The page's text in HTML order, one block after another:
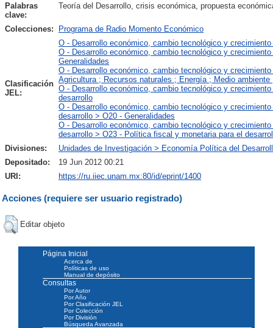
Palabras
clave:
Teoría del Desarrollo, crisis económica, propuesta
Colecciones: Programa de Radio Momento Económico
Clasificación
JEL:
O - Desarrollo económico, cambio tecnológico y
O - Desarrollo económico, cambio tecnológico y
Generalidades
O - Desarrollo económico, cambio tecnológico y
Agricultura ; Recursos naturales ; Energía ; Medio
O - Desarrollo económico, cambio tecnológico y
desarrollo
O - Desarrollo económico, cambio tecnológico y
desarrollo > O20 - Generalidades
O - Desarrollo económico, cambio tecnológico y
desarrollo > O23 - Política fiscal y monetaria para el
Divisiones:
Unidades de Investigación > Economía Política del
Depositado:
19 Jun 2012 00:21
URI:
https://ru.iiec.unam.mx:80/id/eprint/1400
Acciones (requiere ser usuario registrado)
Editar objeto
Página Inicial
Acerca de
Políticas de uso
Manual de depósito
Consultas
Por Autor
Por Año
Por Clasificación JEL
Por Colección
Por División
Búsqueda Avanzada